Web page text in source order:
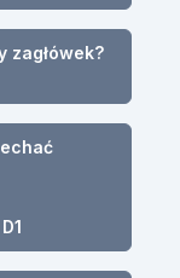
zagłówek?